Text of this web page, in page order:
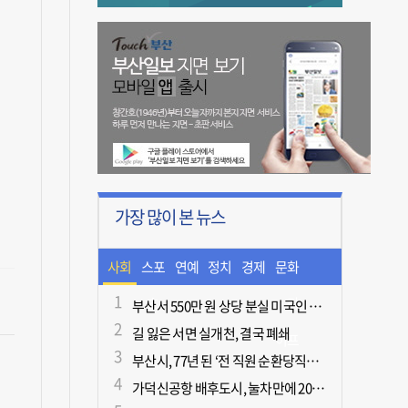
가장 많이 본 뉴스
사회 스포
츠
연예 정치 경제 문화
ㆍ라
이프
부산서 550만 원 상당 분실 미국인 관광객, 경찰 도움으로 되찾아
길 잃은 서면 실개천, 결국 폐쇄
부산시, 77년 된 ‘전 직원 순환당직제’ 폐지
가덕신공항 배후도시, 눌차만에 2028년 착공